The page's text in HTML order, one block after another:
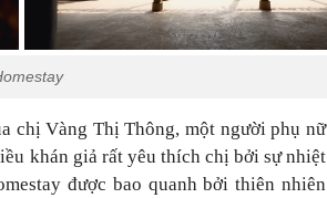
chị Vàng Thị Thông, một người phụ nữ
khán giả rất yêu thích chị bởi sự nhiệt
được bao quanh bởi thiên nhiên